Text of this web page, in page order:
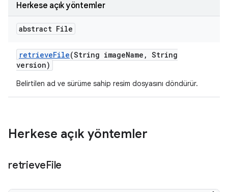
Herkese açık yöntemler
abstract File
retrieveFile(String imageName , String
version)
Belirtilen ad ve sürüme sahip resim dosyasını döndürür.
Herkese açık yöntemler
retrieveFile